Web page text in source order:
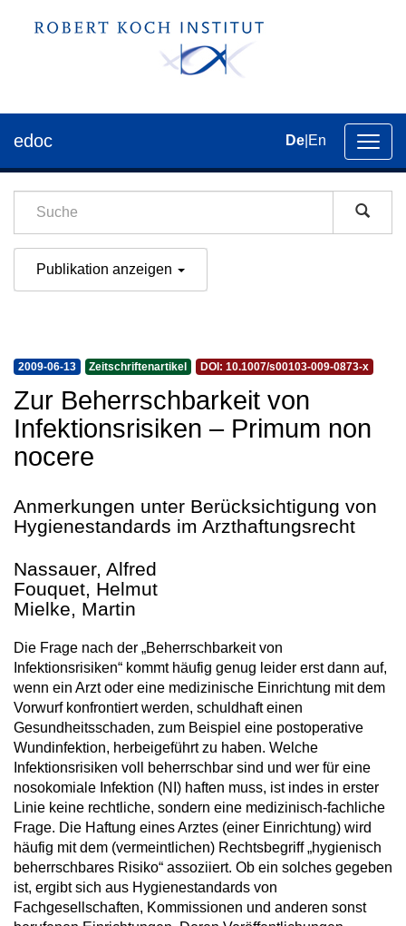
der
edoc De En
Publikation anzeigen
2009-06-13 Zeitschriftenartikel DOI: 10.1007/s00103-009-0873-x
Zur Beherrschbarkeit von
Infektionsrisiken – Primum non
nocere
Anmerkungen unter Berücksichtigung von
Hygienestandards im Arzthaftungsrecht
Nassauer, Alfred
Fouquet, Helmut
Mielke, Martin
Die Frage nach der „Beherrschbarkeit von
Infektionsrisiken“ kommt häufig genug leider erst dann auf,
wenn ein Arzt oder eine medizinische Einrichtung mit dem
Vorwurf konfrontiert werden, schuldhaft einen
Gesundheitsschaden, zum Beispiel eine postoperative
Wundinfektion, herbeigeführt zu haben. Welche
Infektionsrisiken voll beherrschbar sind und wer für eine
nosokomiale Infektion (NI) haften muss, ist indes in erster
Linie keine rechtliche, sondern eine medizinisch-fachliche
Frage. Die Haftung eines Arztes (einer Einrichtung) wird
häufig mit dem (vermeintlichen) Rechtsbegriff „hygienisch
beherrschbares Risiko“ assoziiert. Ob ein solches gegeben
ist, ergibt sich aus Hygienestandards von
Fachgesellschaften, Kommissionen und anderen sonst